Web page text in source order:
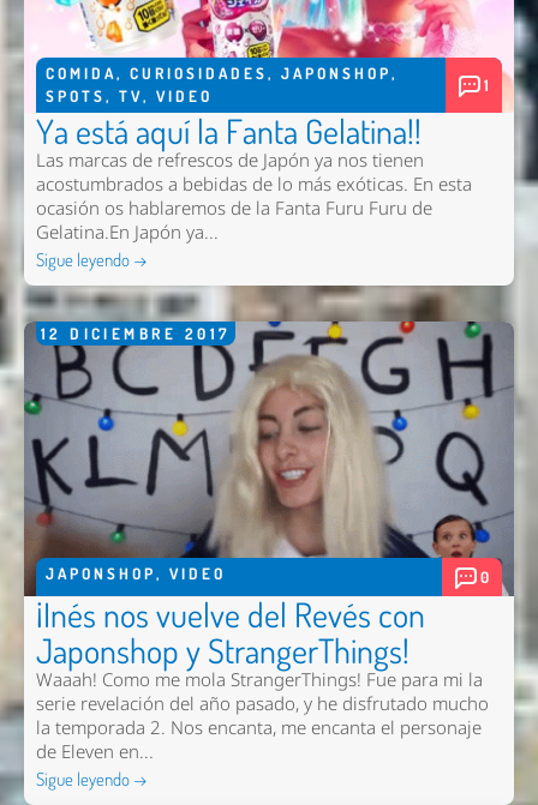
COMIDA, CURIOSIDADES, JAPONSHOP,
SPOTS, TV, VIDEO
1
Ya está aquí la Fanta Gelatina!!
Las marcas de refrescos de Japón ya nos tienen
acostumbrados a bebidas de lo más exóticas. En esta
ocasión os hablaremos de la Fanta Furu Furu de
Gelatina.En Japón ya...
Sigue leyendo →
12 DICIEMBRE 2017
JAPONSHOP, VIDEO 0
¡Inés nos vuelve del Revés con
Japonshop y StrangerThings!
Waaah! Como me mola StrangerThings! Fue para mi la
serie revelación del año pasado, y he disfrutado mucho
la temporada 2. Nos encanta, me encanta el personaje
de Eleven en...
Sigue leyendo →
Comentario *
Enviar